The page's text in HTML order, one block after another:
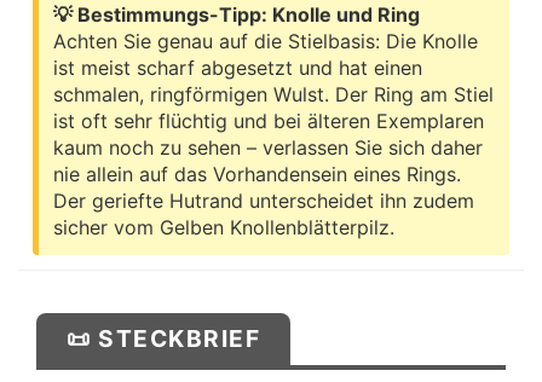
💡 Bestimmungs-Tipp: Knolle und Ring
Achten Sie genau auf die Stielbasis: Die Knolle
ist meist scharf abgesetzt und hat einen
schmalen, ringförmigen Wulst. Der Ring am Stiel
ist oft sehr flüchtig und bei älteren Exemplaren
kaum noch zu sehen – verlassen Sie sich daher
nie allein auf das Vorhandensein eines Rings.
Der geriefte Hutrand unterscheidet ihn zudem
sicher vom Gelben Knollenblätterpilz.
📜 STECKBRIEF